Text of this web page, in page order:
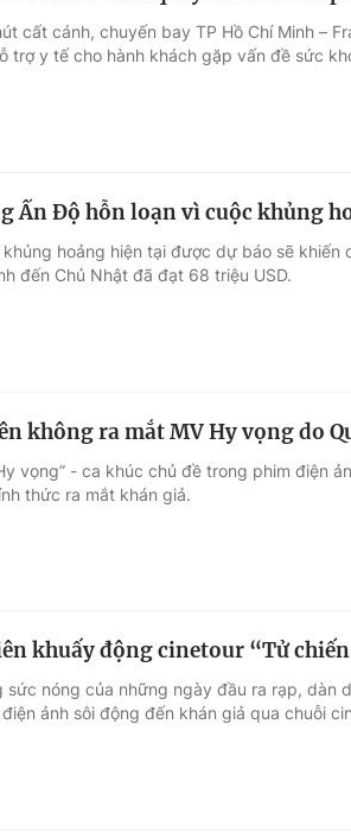
cất cánh, chuyến bay TP Hồ Chí Minh –
trợ y tế cho hành khách gặp vấn đề sức
Ấn Độ hỗn loạn vì cuộc khủng
khủng hoảng hiện tại được dự báo sẽ khiến
đến Chủ Nhật đã đạt 68 triệu USD.
không ra mắt MV Hy vọng do
vọng” - ca khúc chủ đề trong phim điện
thức ra mắt khán giả.
khuấy động cinetour “Tử
sức nóng của những ngày đầu ra rạp, dàn
ảnh sôi động đến khán giả qua chuỗi